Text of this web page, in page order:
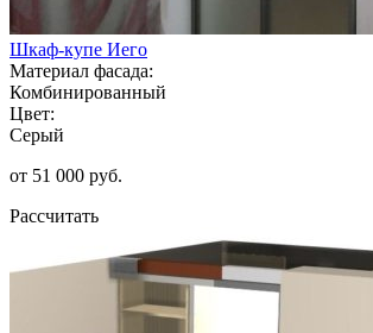
Шкаф-купе Иего
Материал фасада:
Комбинированный
Цвет:
Серый
от 51 000 руб.
Рассчитать